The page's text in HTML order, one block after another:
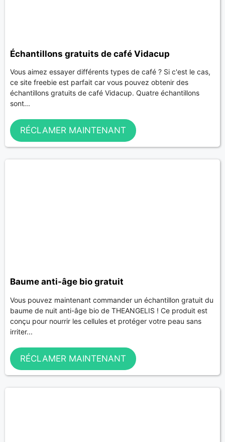
Échantillons gratuits de café Vidacup
Vous aimez essayer différents types de café ? Si c'est le cas,
ce site freebie est parfait car vous pouvez obtenir des
échantillons gratuits de café Vidacup. Quatre échantillons
sont...
RÉCLAMER MAINTENANT
Baume anti-âge bio gratuit
Vous pouvez maintenant commander un échantillon gratuit du
baume de nuit anti-âge bio de THEANGELIS ! Ce produit est
conçu pour nourrir les cellules et protéger votre peau sans
irriter...
RÉCLAMER MAINTENANT